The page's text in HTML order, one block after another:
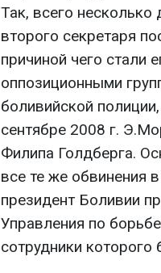
Так, всего
второго секретаря
причиной чего стали
оппозиционными
боливийской
сентябре 2008 г.
Филипа Голдберга.
все те же обвинения
президент Боливии
Управления по
сотрудники